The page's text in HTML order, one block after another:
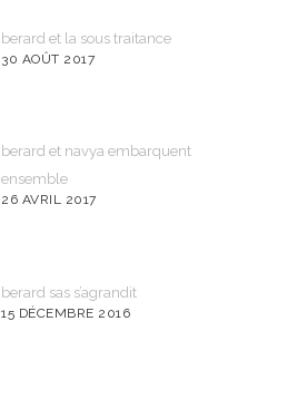
berard et la sous traitance
30 AOÛT 2017
berard et navya embarquent
ensemble
26 AVRIL 2017
berard sas s’agrandit
15 DÉCEMBRE 2016